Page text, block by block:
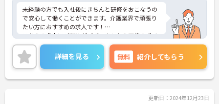
未経験の方でも入社後にきちんと研修をおこなうの
で安心して働くことができます。介護業界で頑張り
たい方におすすめの求人です！
こちらの求人にご興味がございましたら面接のポイ
ントもお伝えいたしますので是非ご応募お待ちして
おります。
詳細を見る 無料 紹介してもらう
更新日：2024年12月23日